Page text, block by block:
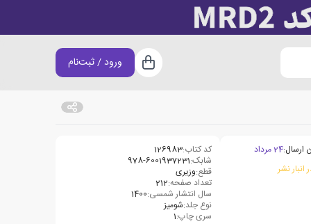
سبد خرید
ورود / ثبت‌نام
ارسال:24 مرداد
انبار نشر
کد کتاب:126983
شابک:978-6001937231
قطع:وزیری
تعداد صفحه:212
سال انتشار شمسی:1400
نوع جلد:شومیز
سری چاپ:1